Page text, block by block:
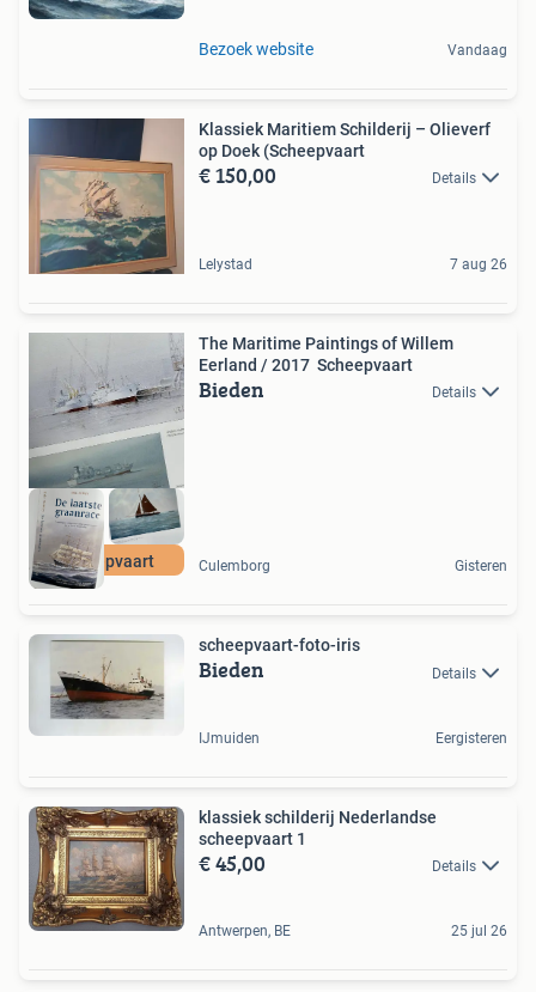
Bezoek website Vandaag
Klassiek Maritiem Schilderij – Olieverf
op Doek (Scheepvaart
€ 150,00 Details
Lelystad 7 aug 26
Scheepvaart
The Maritime Paintings of Willem
Eerland / 2017 Scheepvaart
Bieden Details
Culemborg Gisteren
scheepvaart-foto-iris
Bieden Details
IJmuiden Eergisteren
klassiek schilderij Nederlandse
scheepvaart 1
€ 45,00 Details
Antwerpen, BE 25 jul 26